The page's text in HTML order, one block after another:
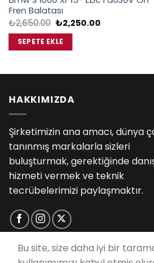
Fren Balatası
₺2,650.00 Orijinal
fiyat:
₺2,650.00.
₺2,250.00
SEPETE EKLE
HAKKIMIZDA
Şirketimizin ana amacı, dünya
tanınmış markalarla sizleri
buluşturmak, gerektiğinde
hizmeti vermek ve teknik
tecrübelerimizi paylaşmaktır.
Bu site, size daha iyi bir